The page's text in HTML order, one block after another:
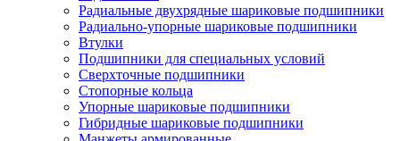
Радиальные двухрядные шариковые подшипники
Радиально-упорные шариковые подшипники
Втулки
Подшипники для специальных условий
Сверхточные подшипники
Стопорные кольца
Упорные шариковые подшипники
Гибридные шариковые подшипники